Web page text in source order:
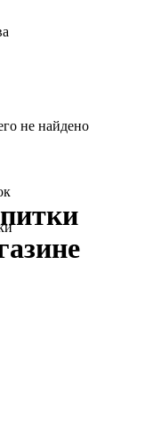
не найдено